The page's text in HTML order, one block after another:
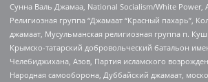
Сунна Валь Джамаа, National Socialism/White Power,
Религиозная группа “Джамаат “Красный пахарь”,
джамаат, Мусульманская религиозная группа п.
Крымско-татарский добровольческий батальон
Челебиджихана, Азов, Партия исламского
Народная самооборона, Дуббайский джамаат,